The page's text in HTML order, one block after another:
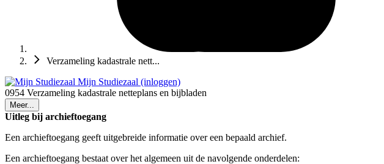
Verzameling kadastrale nett...
Mijn Studiezaal (inloggen)
0954 Verzameling kadastrale netteplans en bijbladen
Meer...
Uitleg bij archieftoegang
Een archieftoegang geeft uitgebreide informatie over een bepaald archief.
Een archieftoegang bestaat over het algemeen uit de navolgende onderdelen: